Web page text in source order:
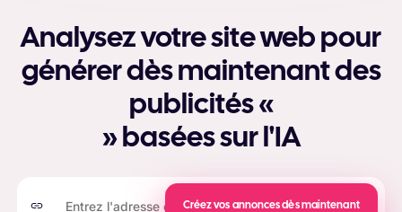
Analysez votre site web pour
générer dès maintenant des
publicités «
» basées sur l'IA
Créez vos annonces dès maintenant